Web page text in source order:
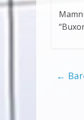
←